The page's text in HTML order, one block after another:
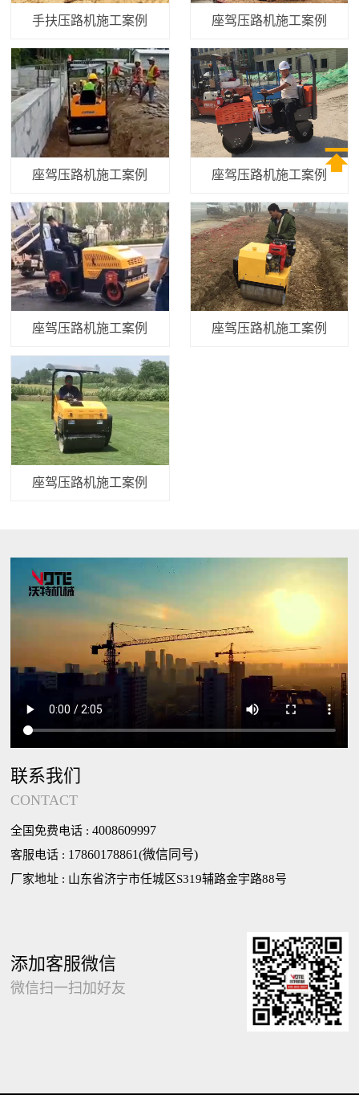
手扶压路机施工案例 座驾压路机施工案例
座驾压路机施工案例 座驾压路机施工案例
座驾压路机施工案例 座驾压路机施工案例
座驾压路机施工案例
联系我们
CONTACT
全国免费电话 :4008609997
客服电话 : 17860178861(微信同号)
厂家地址 : 山东省济宁市任城区S319辅路金宇路88号
添加客服微信
微信扫一扫加好友
